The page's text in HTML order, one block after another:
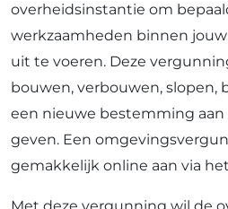
overheidsinstantie om
werkzaamheden binnen
uit te voeren. Deze
bouwen, verbouwen, slopen,
een nieuwe bestemming
geven. Een
gemakkelijk online aan via